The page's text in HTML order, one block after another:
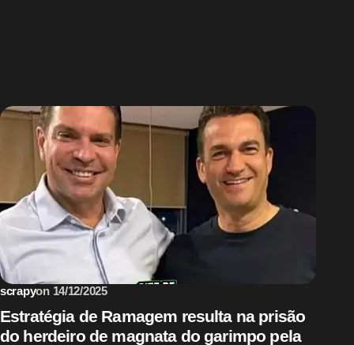
Sem categoria
scrapyon 14/12/2025
Estratégia de Ramagem resulta na prisão
do herdeiro de magnata do garimpo pela